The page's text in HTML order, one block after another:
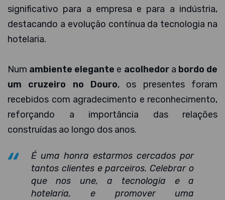
significativo para a empresa e para a indústria,
destacando a evolução contínua da tecnologia na
hotelaria.
Num ambiente elegante e acolhedora bordo de
um cruzeiro no Douro, os presentes foram
recebidos com agradecimento e reconhecimento,
reforçando a importância das relações
construídas ao longo dos anos.
É uma honra estarmos cercados por
tantos clientes e parceiros. Celebrar o
que nos une, a tecnologia e a
hotelaria, e promover uma